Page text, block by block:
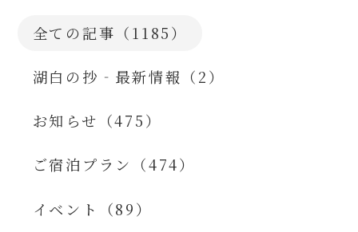
全ての記事（1185）
湖白の抄‐最新情報（2）
お知らせ（475）
ご宿泊プラン（474）
イベント（89）